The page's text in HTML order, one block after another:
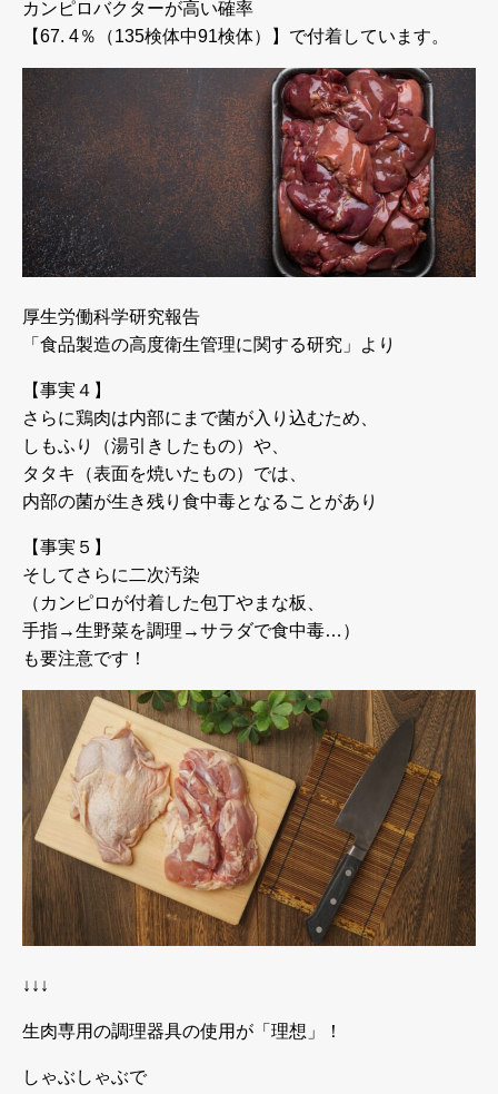
カンピロバクターが高い確率
【67. 4％（135検体中91検体）】で付着しています。
厚生労働科学研究報告
「食品製造の高度衛生管理に関する研究」より
【事実４】
さらに鶏肉は内部にまで菌が入り込むため、
しもふり（湯引きしたもの）や、
タタキ（表面を焼いたもの）では、
内部の菌が生き残り食中毒となることがあり
【事実５】
そしてさらに二次汚染
（カンピロが付着した包丁やまな板、
手指→生野菜を調理→サラダで食中毒…）
も要注意です！
↓↓↓
生肉専用の調理器具の使用が「理想」！
しゃぶしゃぶで